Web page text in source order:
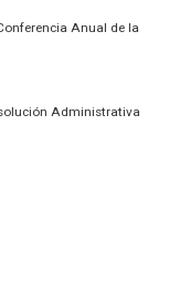
Anual de la
Administrativa